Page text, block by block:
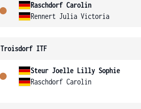
Raschdorf Carolin
Rennert Julia Victoria
Troisdorf ITF
Steur Joelle Lilly Sophie
Raschdorf Carolin